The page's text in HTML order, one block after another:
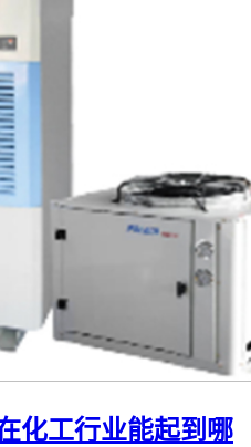
化工行业能起到哪